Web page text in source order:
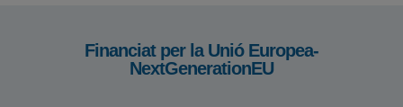
Financiat per la Unió Europea-
NextGenerationEU